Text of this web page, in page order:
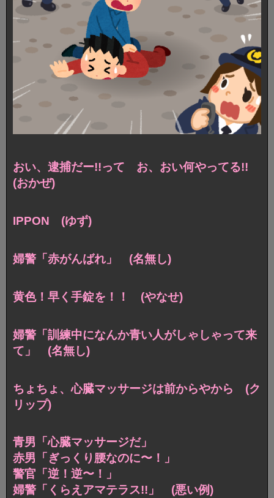
おい、逮捕だー!!って お、おい何やってる!!
(おかぜ)
IPPON (ゆず)
婦警「赤がんばれ」 (名無し)
黄色！早く手錠を！！ (やなせ)
婦警「訓練中になんか青い人がしゃしゃって来
て」 (名無し)
ちょちょ、心臓マッサージは前からやから (ク
リップ)
青男「心臓マッサージだ」
赤男「ぎっくり腰なのに〜！」
警官「逆！逆〜！」
婦警「くらえアマテラス!!」 (悪い例)